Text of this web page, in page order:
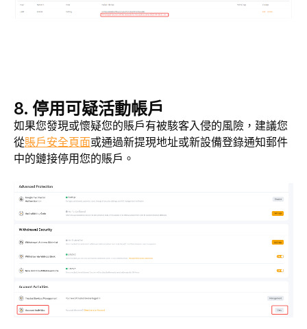
8. 停用可疑活動帳戶
如果您發現或懷疑您的賬戶有被駭客入侵的風險，建議您
從賬戶安全頁面或通過新提現地址或新設備登錄通知郵件
中的鏈接停用您的賬戶。